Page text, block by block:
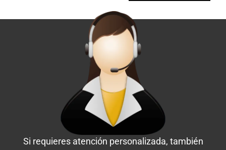
Si requieres atención personalizada, también